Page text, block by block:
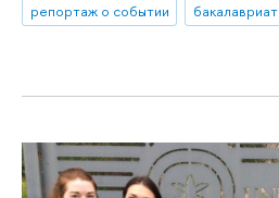
репортаж о событии
бакалавриат